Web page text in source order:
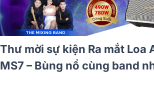
và Micro
Thư mời sự
MS7 –